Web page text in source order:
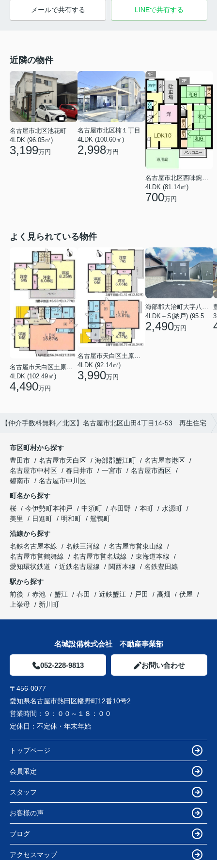
メールで共有する LINEで共有する
近隣の物件
名古屋市北区池花町
4LDK (96.05㎡)
3,199万円
名古屋市北区楠１丁目
4LDK (100.60㎡)
2,998万円
4LDK (81.14㎡)
700万円
よく見られている物件
名古屋市天白区土原３丁目
4LDK (102.49㎡)
4,490万円
名古屋市天白区土原３丁目
4LDK (92.14㎡)
3,990万円
2,490万円
【仲介手数料無料／北区】名古屋市北区山田4丁目14-53 再生住宅
市区町村から探す
豊田市
名古屋市天白区 海部郡蟹江町
名古屋市港区
名古屋市中村区
春日井市 一宮市
名古屋市西区
碧南市
名古屋市中川区
町名から探す
桜
今伊勢町本神戸 中須町 春田野 本町
水源町
美里
日進町 明和町
鴛鴨町
沿線から探す
名鉄名古屋本線
名鉄三河線
名古屋市営東山線
名古屋市営鶴舞線
名古屋市営名城線
東海道本線
愛知環状鉄道
近鉄名古屋線 関西本線
名鉄豊田線
駅から探す
前後
赤池 蟹江 春田 近鉄蟹江 戸田 高畑
伏屋
上挙母
新川町
名城設備株式会社 不動産事業部
052-228-9813 お問い合わせ
〒456-0077
愛知県名古屋市熱田区幡野町12番10号2
営業時間： ９：００～１８：００
定休日： 不定休・年末年始
トップページ
会員限定
スタッフ
お客様の声
ブログ
アクセスマップ